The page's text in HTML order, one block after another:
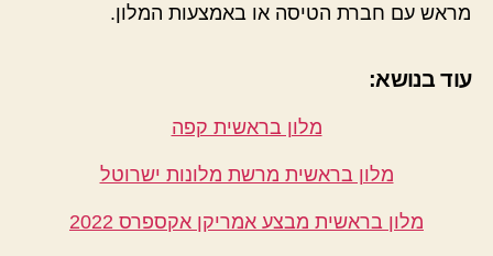
מראש עם חברת הטיסה או באמצעות המלון.
עוד בנושא:
מלון בראשית קפה
מלון בראשית מרשת מלונות ישרוטל
מלון בראשית מבצע אמריקן אקספרס 2022